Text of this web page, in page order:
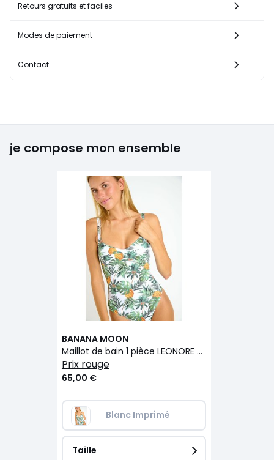
Retours gratuits et faciles
Modes de paiement
Contact
je compose mon ensemble
BANANA MOON
Maillot de bain 1 pièce LEONORE - SEQUEL
prix rouge
65,00 €
Blanc Imprimé
Taille